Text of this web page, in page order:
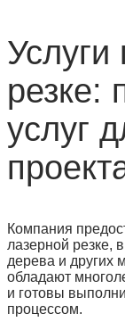
Услуги
резке:
услуг
Компания
лазерной резке,
дерева и других
обладают
и готовы
процессом.